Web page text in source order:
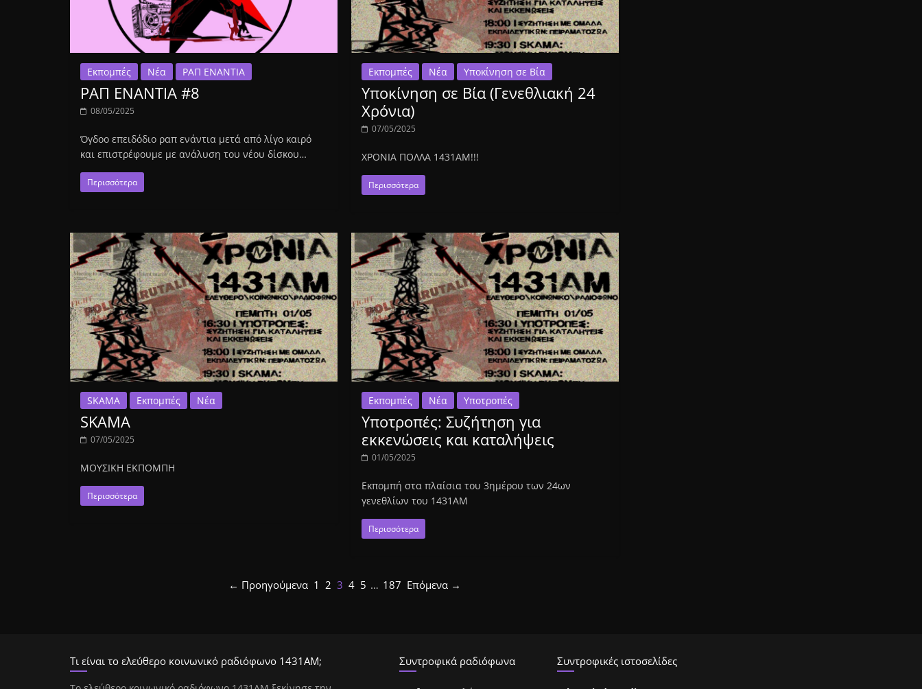
Εκπομπές Νέα ΡΑΠ ΕΝΑΝΤΙΑ
ΡΑΠ ΕΝΑΝΤΙΑ #8
08/05/2025
Όγδοο επειδόδιο ραπ ενάντια μετά από λίγο καιρό
και επιστρέφουμε με ανάλυση του νέου δίσκου…
Περισσότερα
Εκπομπές Νέα Υποκίνηση σε Βία
Υποκίνηση σε Βία (Γενεθλιακή 24
Χρόνια)
07/05/2025
ΧΡΟΝΙΑ ΠΟΛΛΑ 1431ΑΜ!!!
Περισσότερα
SKAMA Εκπομπές Νέα
SKAMA
07/05/2025
ΜΟΥΣΙΚΗ ΕΚΠΟΜΠΗ
Περισσότερα
Εκπομπές Νέα Υποτροπές
Υποτροπές: Συζήτηση για
εκκενώσεις και καταλήψεις
01/05/2025
Εκπομπή στα πλαίσια του 3ημέρου των 24ων
γενεθλίων του 1431ΑΜ
Περισσότερα
← Προηγούμενα 1 2 3 4 5 … 187 Επόμενα →
Τι είναι το ελεύθερο κοινωνικό ραδιόφωνο 1431ΑΜ; Συντροφικά ραδιόφωνα Συντροφικές ιστοσελίδες